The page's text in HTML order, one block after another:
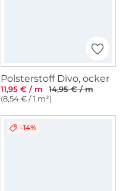
Polsterstoff Divo, ocker
11,95 € / m
14,95 € / m
(8,54 € / 1 m²)
-14%